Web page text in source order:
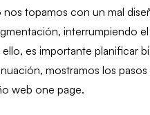
nos topamos con un mal
interrumpiendo
es importante planificar
mostramos los pasos
web one page.